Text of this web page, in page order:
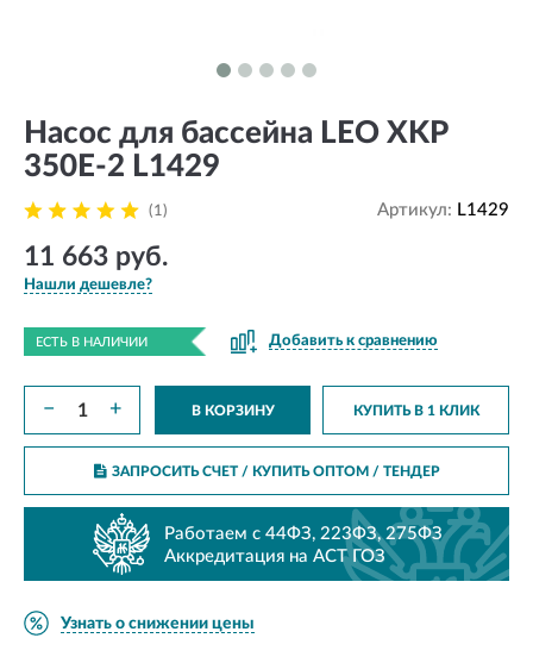
Насос для бассейна LEO XKP
350E-2 L1429
(1) Артикул: L1429
11 663 руб.
Нашли дешевле?
ЕСТЬ В НАЛИЧИИ Добавить к сравнению
− + В КОРЗИНУ КУПИТЬ В 1 КЛИК
ЗАПРОСИТЬ СЧЕТ / КУПИТЬ ОПТОМ/ ТЕНДЕР
Работаем с 44ФЗ, 223ФЗ, 275ФЗ
Аккредитация на АСТ ГОЗ
Узнать о снижении цены